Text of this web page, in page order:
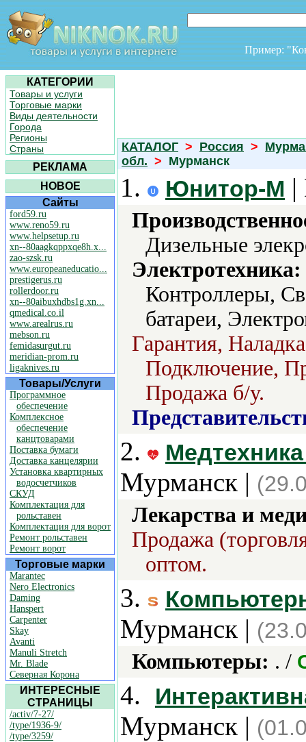
Пример:
КАТЕГОРИИ
Товары и услуги
Торговые марки
Виды деятельности
Города
Регионы
Страны
РЕКЛАМА
НОВОЕ
Сайты
ford59.ru
www.reno59.ru
www.helpsetup.ru
xn--80aagkqppxqe8h.x...
zao-szsk.ru
www.europeaneducatio...
prestigerus.ru
rollerdoor.ru
xn--80aibuxhdbs1g.xn...
qmedical.co.il
www.arealrus.ru
mebson.ru
femidasurgut.ru
meridian-prom.ru
ligaknives.ru
Товары/Услуги
Программное
обеспечение
Комплексное
обеспечение
канцтоварами
Поставка бумаги
Доставка канцелярии
Установка квартирных
водосчетчиков
СКУД
Комплектация для
рольставен
Комплектация для ворот
Ремонт рольставен
Ремонт ворот
Торговые марки
Marantec
Nero Electronics
Daming
Hanspert
Carpenter
Skay
Avanti
Manuli Stretch
Mr. Blade
Северная Корона
ИНТЕРЕСНЫЕ
СТРАНИЦЫ
/activ/7-27/
/type/1936-9/
/type/3259/
КАТАЛОГ > Россия >
обл. > Мурманск
1. Юнитор-М |
Дизельные
Электротехника:
Контроллеры,
батареи,
Гарантия,
Подключение,
Продажа б/у.
2.
Мурманск |
Лекарства и
Продажа
оптом.
3.
Мурманск |
Компьютеры: . /
4.
Мурманск |